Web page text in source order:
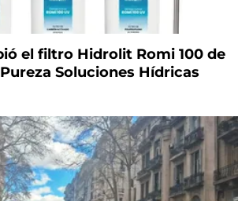
el filtro Hidrolit Romi 100 de
Soluciones Hídricas